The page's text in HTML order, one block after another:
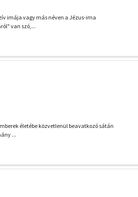
imája vagy más néven a Jézus-ima
van szó,...
életébe közvetlenül beavatkozó sátán
...